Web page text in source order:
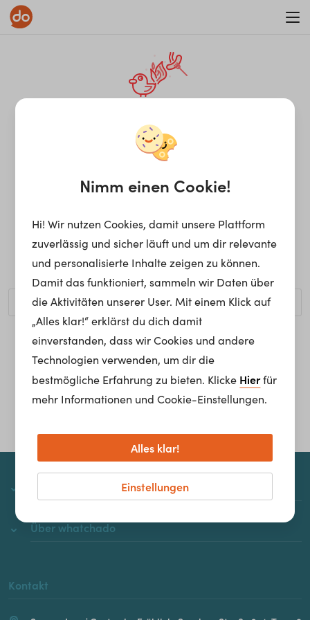
¡Ay, caramba! Seite nicht
gefunden.
Ups, die gewünschte Seite kann nicht gefunden werden.
Möchtest du nach einem bestimmten Begriff suchen?
Homepage
Über whatchado
Kontakt
Nimm einen Cookie!
Hi! Wir nutzen Cookies, damit unsere Plattform
zuverlässig und sicher läuft und um dir relevante
und personalisierte Inhalte zeigen zu können.
Damit das funktioniert, sammeln wir Daten über
die Aktivitäten unserer User. Mit einem Klick auf
„Alles klar!“ erklärst du dich damit
einverstanden, dass wir Cookies und andere
Technologien verwenden, um dir die
bestmögliche Erfahrung zu bieten. Klicke Hierfür
mehr Informationen und Cookie-Einstellungen.
Einstellungen
Alles klar!